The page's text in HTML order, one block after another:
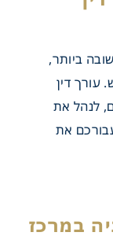
ביותר,
עורך דין
לנהל את
את